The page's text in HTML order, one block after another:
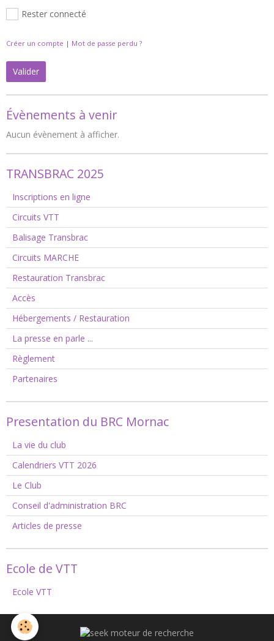
Rester connecté
Créer un compte | Mot de passe perdu ?
Valider
Évènements à venir
Aucun évènement à afficher.
TRANSBRAC 2025
Inscriptions en ligne
Circuits VTT
Balisage Transbrac
Circuits MARCHE
Restauration Transbrac
Accès
Hébergements / Restauration
La presse en parle ...
Règlement
Partenaires
Presentation du BRC Mornac
La vie du club
Calendriers VTT 2026
Le Club
Conseil d'administration BRC
Articles de presse
Ecole de VTT
Ecole VTT